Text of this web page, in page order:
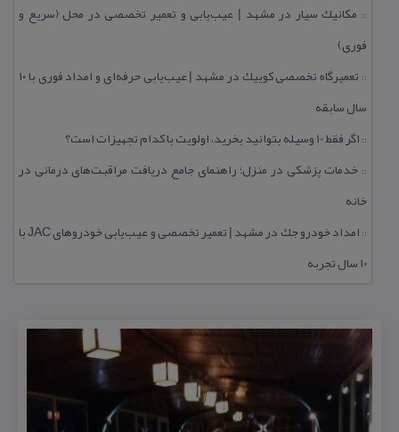
:: مكانیك سیار در مشهد | عیب‌یابی و تعمیر تخصصی در محل (سریع و
فوری)
::
تعمیرگاه تخصصی كوییك در مشهد | عیب‌یابی حرفه‌ای و امداد فوری با ۱۰
سال سابقه
:: اگر فقط 10 وسیله بتوانید بخرید، اولویت با كدام تجهیزات است؟
:: خدمات پزشكی در منزل؛ راهنمای جامع دریافت مراقبت‌های درمانی در
خانه
::
امداد خودرو جك در مشهد | تعمیر تخصصی و عیب‌یابی خودروهای JAC با
۱۰ سال تجربه